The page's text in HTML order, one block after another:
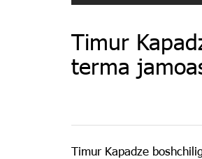
Timur
terma
Timur Kapadze